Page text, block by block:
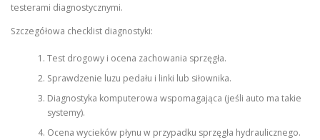
testerami diagnostycznymi.
Szczegółowa checklist diagnostyki:
Test drogowy i ocena zachowania sprzęgła.
Sprawdzenie luzu pedału i linki lub siłownika.
Diagnostyka komputerowa wspomagająca (jeśli auto ma takie
systemy).
Ocena wycieków płynu w przypadku sprzęgła hydraulicznego.